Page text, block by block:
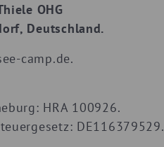
OHG
Deutschland.
camp.de.
HRA 100926.
DE116379529.